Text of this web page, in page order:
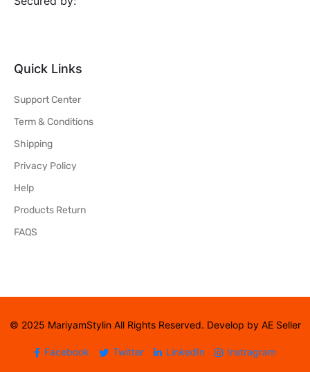
Quick Links
Support Center
Term & Conditions
Shipping
Privacy Policy
Help
Products Return
FAQS
© 2025 MariyamStylin All Rights Reserved. Develop by AE Seller
Facebook Twitter LinkedIn Instragram